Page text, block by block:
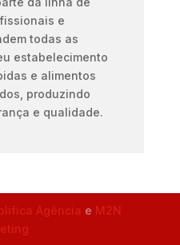
e
todas as
estabelecimento
e alimentos
produzindo
e qualidade.
Agência e M2N